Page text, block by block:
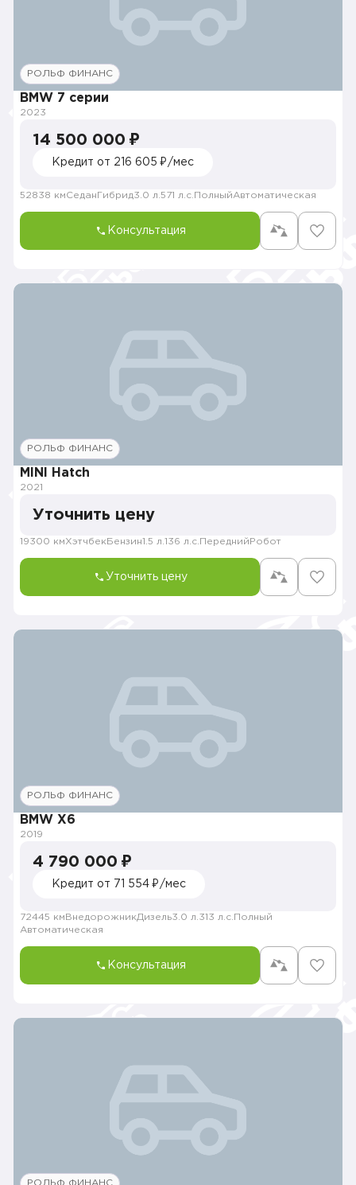
РОЛЬФ ФИНАНС
BMW 7 серии
2023
14 500 000 ₽
Кредит от 216 605 ₽/мес
52838 кмСедан Гибрид3.0 л. 571 л.с. ПолныйАвтоматическая
Консультация
РОЛЬФ ФИНАНС
MINI Hatch
2021
Уточнить цену
19300 кмХэтчбек Бензин1.5 л. 136 л.с. Передний Робот
Уточнить цену
РОЛЬФ ФИНАНС
BMW X6
2019
4 790 000 ₽
Кредит от 71 554 ₽/мес
72445 км ВнедорожникДизель3.0 л. 313 л.с. Полный
Автоматическая
Консультация
РОЛЬФ ФИНАНС